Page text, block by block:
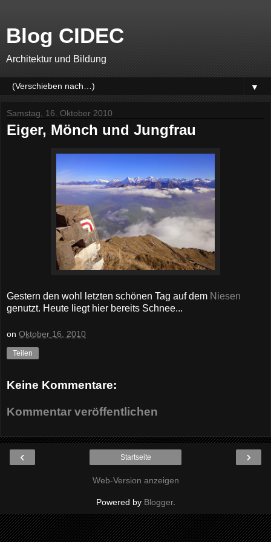
Blog CIDEC
Architektur und Bildung
▼
Samstag, 16. Oktober 2010
Eiger, Mönch und Jungfrau
Gestern den wohl letzten schönen Tag auf dem Niesen
genutzt. Heute liegt hier bereits Schnee...
on Oktober 16, 2010
Teilen
Keine Kommentare:
Kommentar veröffentlichen
‹ ›
Startseite
Web-Version anzeigen
Powered by Blogger.